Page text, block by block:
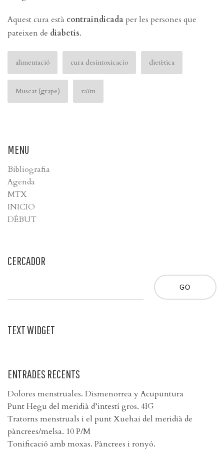
Aquest cura està contraindicadaper les persones que
pateixen de diabetis.
alimentació cura desintoxicacio dietètica
Muscat (grape) raïm
MENU
Bibliografia
Agenda
MTX
INICIO
DÉBUT
CERCADOR
TEXT WIDGET
ENTRADES RECENTS
Dolores menstruales. Dismenorrea y Acupuntura
Punt Hegu del meridià d’intestí gros. 4IG
Tratorns menstruals i el punt Xuehai del meridià de
pàncrees/melsa. 10 P/M
Tonificació amb moxas. Pàncrees i ronyó.